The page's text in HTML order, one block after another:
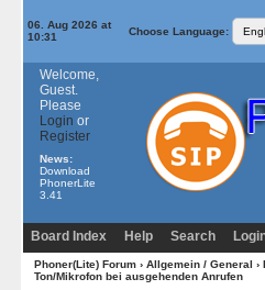
06. Aug 2026 at
10:31
Choose Language:
Welcome,
Guest.
Please
Login or
Register
News:
Download
PhonerLite
3.41
Board Index Help Search
Phoner(Lite) Forum› Allgemein / General ›
Ton/Mikrofon bei ausgehenden Anrufen